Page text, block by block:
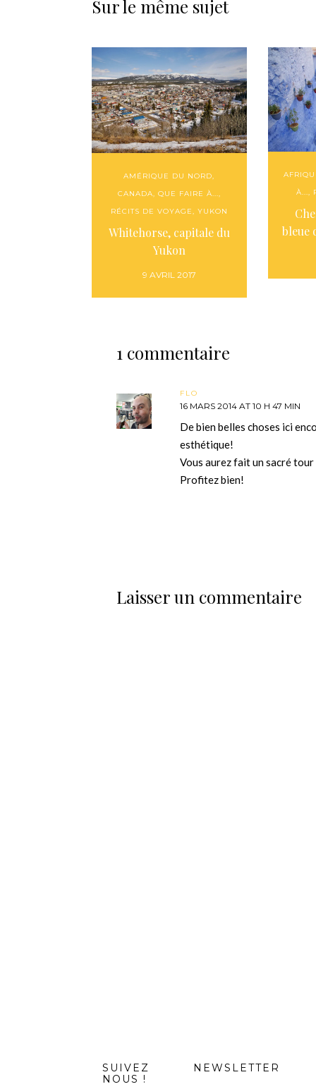
Sur le même sujet
AMÉRIQUE DU NORD,
CANADA, QUE FAIRE À...,
RÉCITS DE VOYAGE, YUKON
Whitehorse, capitale du
Yukon
9 AVRIL 2017
À...,
bleue
1 commentaire
FLO
16 MARS 2014 AT 10 H 47 MIN
De bien belles choses ici
esthétique!
Vous aurez fait un sacré
Profitez bien!
Laisser un commentaire
SUIVEZ
NOUS !
NEWSLETTER